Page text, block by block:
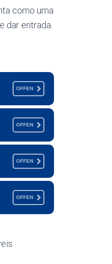
como uma
dar entrada.
OFFEN
OFFEN
OFFEN
OFFEN